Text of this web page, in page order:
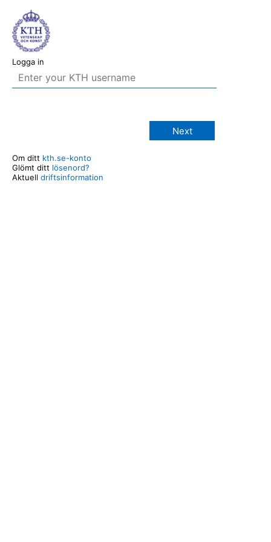
Logga in
Next
Om ditt kth.se-konto
Glömt ditt lösenord?
Aktuell driftsinformation